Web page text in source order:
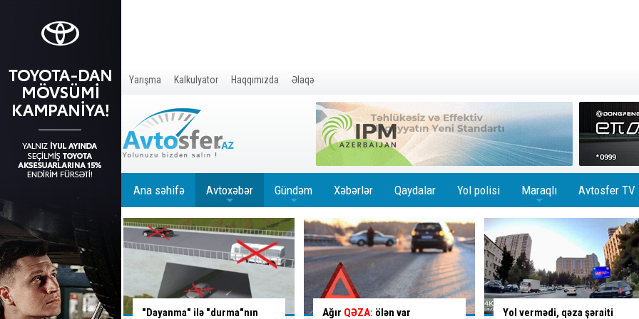
Yarışma Kalkulyator Haqqımızda Əlaqə
Ana səhifə Avtoxəbər Gündəm Xəbərlər Qaydalar Yol polisi Maraqlı Avtosfer TV
ilə "durma"nın
AğırQƏZA: ölən var
Yol vermədi, qəza şəraiti
Binanın girişini zəbt edən